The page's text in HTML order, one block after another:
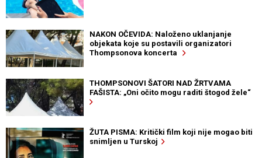
NAKON OČEVIDA: Naloženo uklanjanje
objekata koje su postavili organizatori
Thompsonova koncerta
THOMPSONOVI ŠATORI NAD ŽRTVAMA
FAŠISTA: „Oni očito mogu raditi štogod žele“
ŽUTA PISMA: Kritički film koji nije mogao biti
snimljen u Turskoj